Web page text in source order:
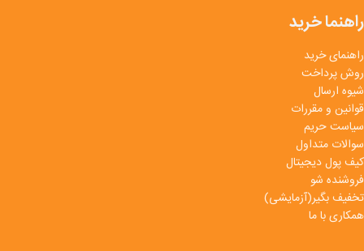
راهنما خرید
راهنمای خرید
روش پرداخت
شیوه ارسال
قوانین و مقررات
سیاست حریم
سوالات متداول
کیف پول دیجیتال
فروشنده شو
تخفیف بگیر(آزمایشی)
همکاری با ما